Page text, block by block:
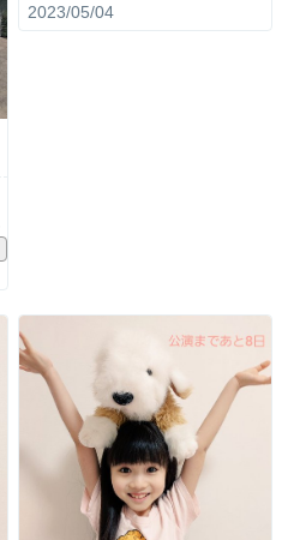
2023/05/04